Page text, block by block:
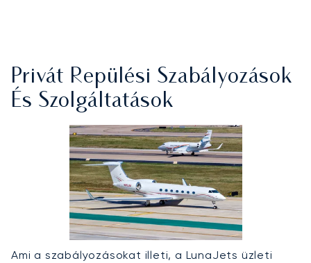
Privát Repülési Szabályozások
És Szolgáltatások
Ami a szabályozásokat illeti, a LunaJets üzleti